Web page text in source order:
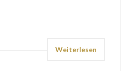
Weiterlesen